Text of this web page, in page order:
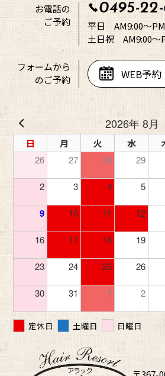
お電話の
ご予約
0495-
平日 AM9:00～
土日祝 AM9:00～
フォームから
のご予約
WEB予約
2026年 8月
日 月 火 水
26
27 28 29
2 3 4 5
9 10 11 12
16 17 18 19
23 24 25 26
30 31 1 2
定休日 土曜日 日曜日